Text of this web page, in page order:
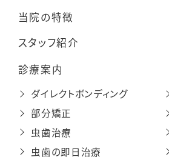
当院の特徴
スタッフ紹介
診療案内
ダイレクトボンディング
部分矯正
虫歯治療
虫歯の即日治療